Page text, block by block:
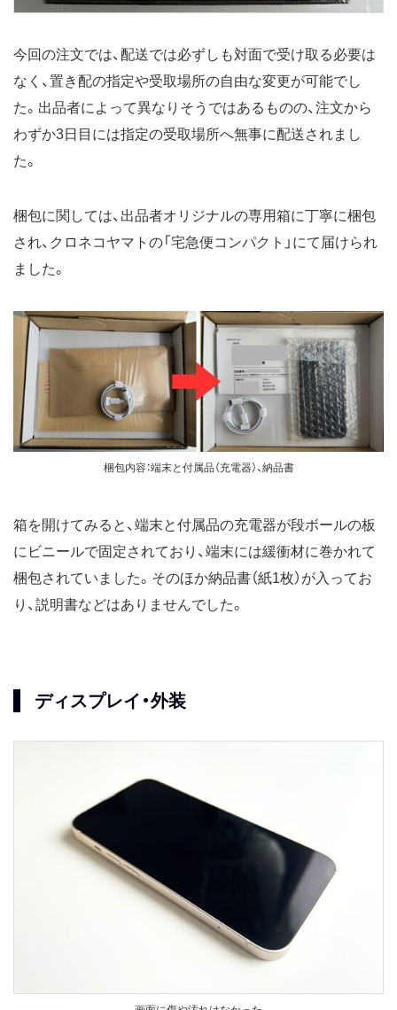
今回の注文では、配送では必ずしも対面で受け取る必要は
なく、置き配の指定や受取場所の自由な変更が可能でし
た。出品者によって異なりそうではあるものの、注文から
わずか3日目には指定の受取場所へ無事に配送されまし
た。
梱包に関しては、出品者オリジナルの専用箱に丁寧に梱包
され、クロネコヤマトの「宅急便コンパクト」にて届けられ
ました。
梱包内容：端末と付属品（充電器）、納品書
箱を開けてみると、端末と付属品の充電器が段ボールの板
にビニールで固定されており、端末には緩衝材に巻かれて
梱包されていました。そのほか納品書（紙1枚）が入ってお
り、説明書などはありませんでした。
ディスプレイ・外装